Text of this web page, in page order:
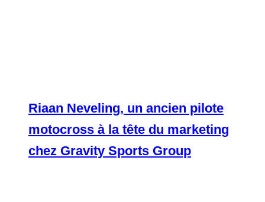
Riaan Neveling, un ancien pilote
motocross à la tête du marketing
chez Gravity Sports Group